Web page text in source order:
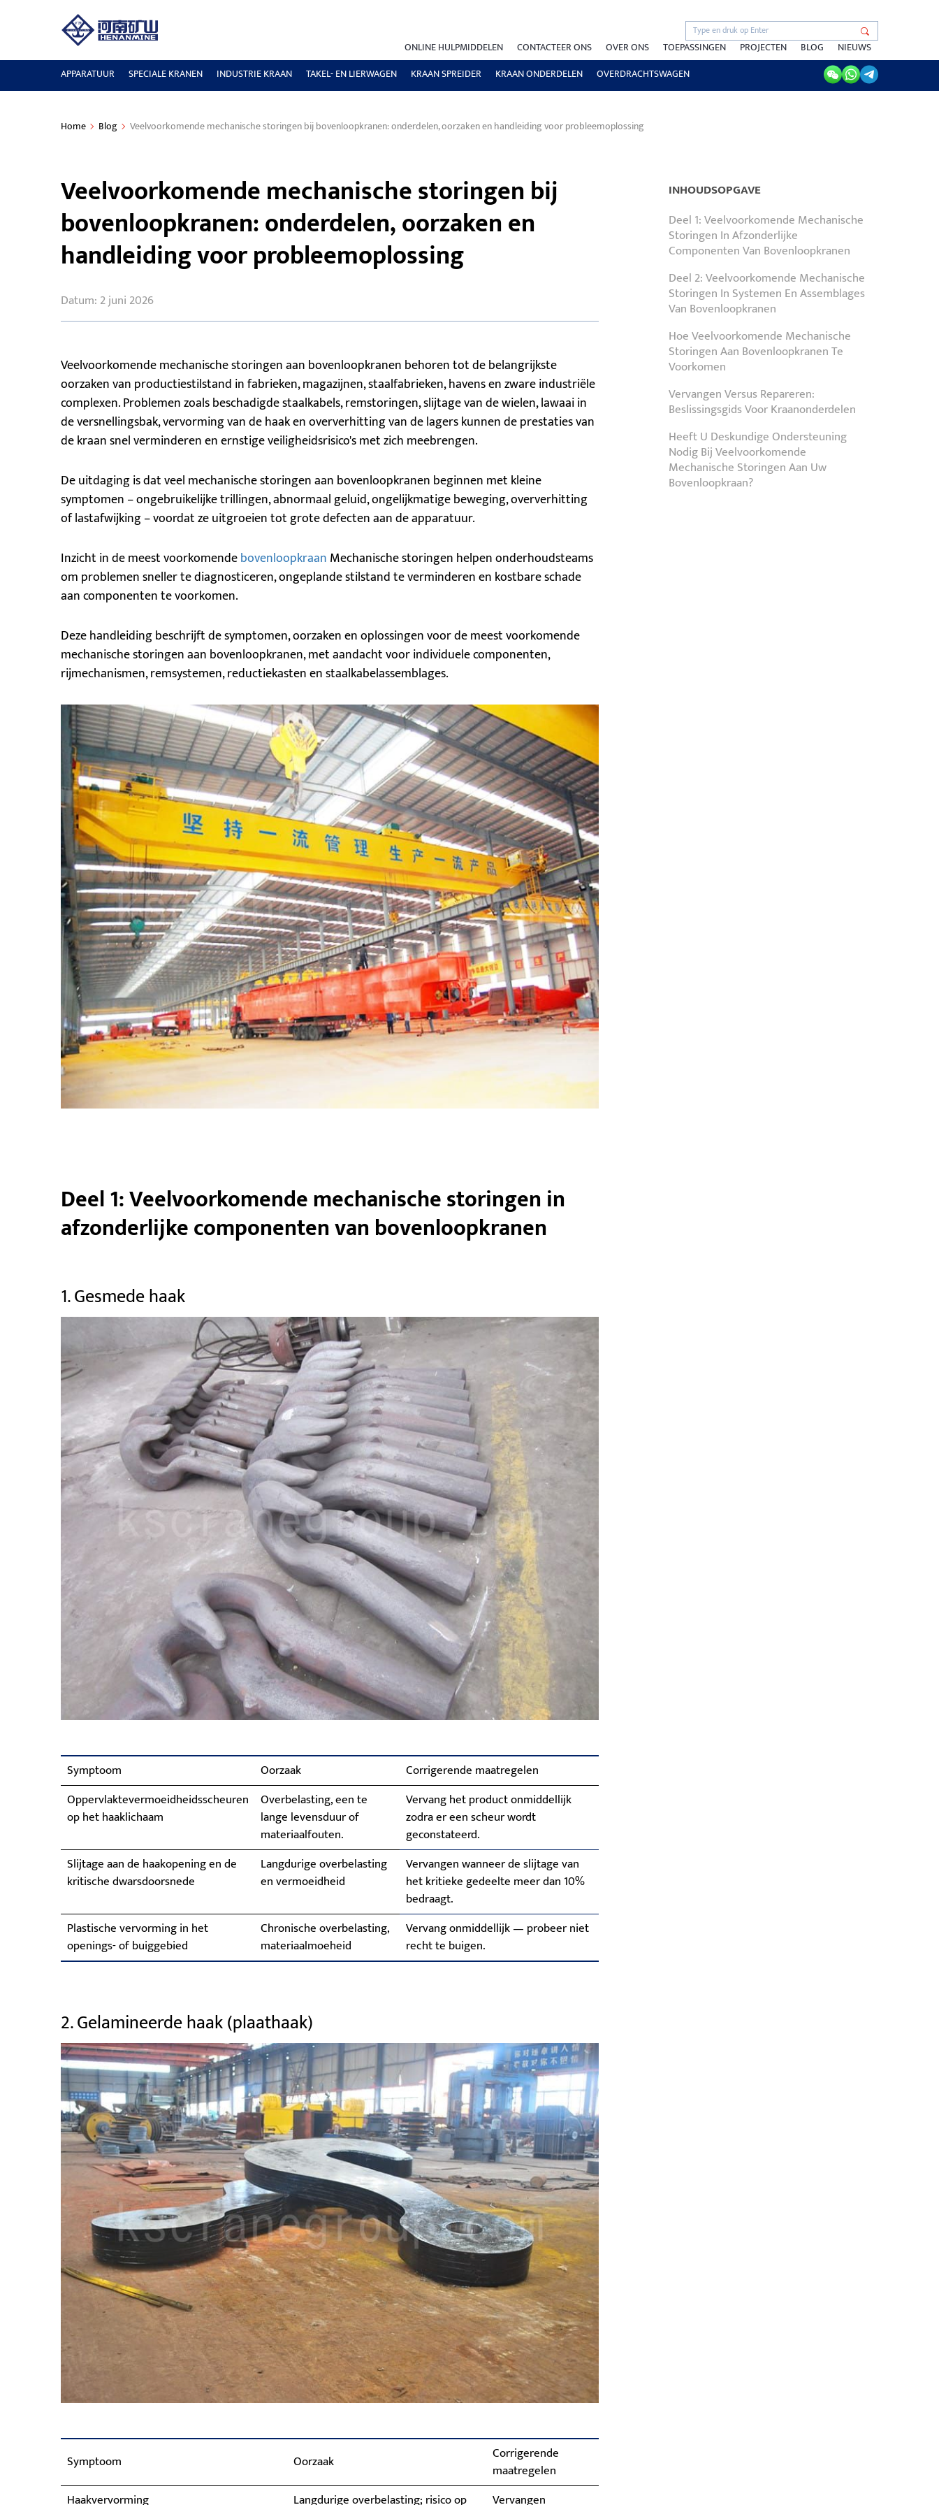
ONLINE HULPMIDDELEN CONTACTEER ONS OVER ONS TOEPASSINGEN PROJECTEN BLOG
NIEUWS
APPARATUUR
SPECIALE KRANEN INDUSTRIE KRAAN TAKEL- EN LIERWAGEN KRAAN SPREIDER KRAAN ONDERDELEN OVERDRACHTSWAGEN
Home Blog Veelvoorkomende mechanische storingen bij bovenloopkranen: onderdelen, oorzaken en handleiding voor probleemoplossing
Veelvoorkomende mechanische storingen bij
bovenloopkranen: onderdelen, oorzaken en
handleiding voor probleemoplossing
Datum: 2 juni 2026
INHOUDSOPGAVE
Deel 1: Veelvoorkomende Mechanische
Storingen In Afzonderlijke
Componenten Van Bovenloopkranen
Deel 2: Veelvoorkomende Mechanische
Storingen In Systemen En Assemblages
Van Bovenloopkranen
Hoe Veelvoorkomende Mechanische
Storingen Aan Bovenloopkranen Te
Voorkomen
Vervangen Versus Repareren:
Beslissingsgids Voor Kraanonderdelen
Heeft U Deskundige Ondersteuning
Nodig Bij Veelvoorkomende
Mechanische Storingen Aan Uw
Bovenloopkraan?
Veelvoorkomende mechanische storingen aan bovenloopkranen behoren tot de belangrijkste
oorzaken van productiestilstand in fabrieken, magazijnen, staalfabrieken, havens en zware industriële
complexen. Problemen zoals beschadigde staalkabels, remstoringen, slijtage van de wielen, lawaai in
de versnellingsbak, vervorming van de haak en oververhitting van de lagers kunnen de prestaties van
de kraan snel verminderen en ernstige veiligheidsrisico's met zich meebrengen.
De uitdaging is dat veel mechanische storingen aan bovenloopkranen beginnen met kleine
symptomen – ongebruikelijke trillingen, abnormaal geluid, ongelijkmatige beweging, oververhitting
of lastafwijking – voordat ze uitgroeien tot grote defecten aan de apparatuur.
Inzicht in de meest voorkomendebovenloopkraan Mechanische storingen helpen onderhoudsteams
om problemen sneller te diagnosticeren, ongeplande stilstand te verminderen en kostbare schade
aan componenten te voorkomen.
Deze handleiding beschrijft de symptomen, oorzaken en oplossingen voor de meest voorkomende
mechanische storingen aan bovenloopkranen, met aandacht voor individuele componenten,
rijmechanismen, remsystemen, reductiekasten en staalkabelassemblages.
Deel 1: Veelvoorkomende mechanische storingen in
afzonderlijke componenten van bovenloopkranen
1. Gesmede haak
Symptoom Oorzaak
Corrigerende maatregelen
Oppervlaktevermoeidheidsscheuren
op het haaklichaam
Overbelasting, een te
lange levensduur of
materiaalfouten.
Vervang het product onmiddellijk
zodra er een scheur wordt
geconstateerd.
Slijtage aan de haakopening en de
kritische dwarsdoorsnede
Langdurige overbelasting
en vermoeidheid
Vervangen wanneer de slijtage van
het kritieke gedeelte meer dan 10%
bedraagt.
Plastische vervorming in het
openings- of buiggebied
Chronische overbelasting,
materiaalmoeheid
Vervang onmiddellijk — probeer niet
recht te buigen.
2. Gelamineerde haak (plaathaak)
Symptoom Oorzaak
Corrigerende
maatregelen
Haakvervorming
Langdurige overbelasting; risico op Vervangen